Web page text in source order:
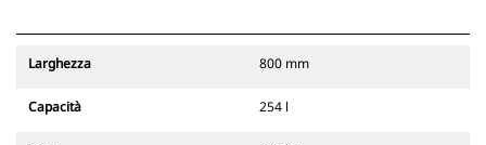
Larghezza 800 mm
Capacità 254 l